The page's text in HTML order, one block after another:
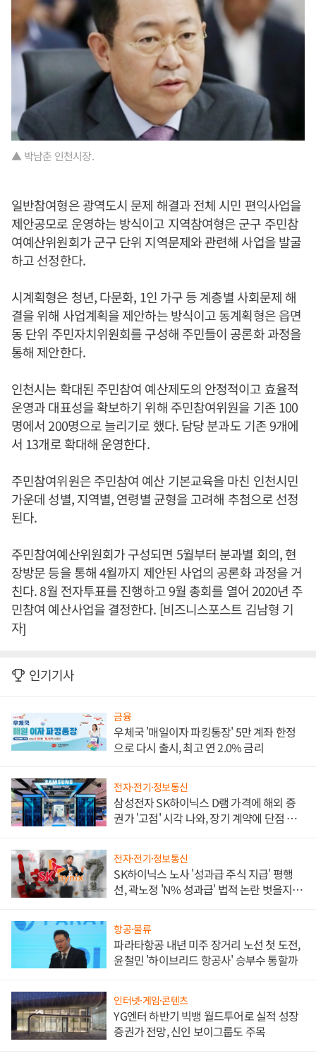
▲ 박남춘 인천시장.
일반참여형은 광역도시 문제 해결과 전체 시민 편익사업을
제안공모로 운영하는 방식이고 지역참여형은 군구 주민참
여예산위원회가 군구 단위 지역문제와 관련해 사업을 발굴
하고 선정한다.
시계획형은 청년, 다문화, 1인 가구 등 계층별 사회문제 해
결을 위해 사업계획을 제안하는 방식이고 동계획형은 읍면
동 단위 주민자치위원회를 구성해 주민들이 공론화 과정을
통해 제안한다.
인천시는 확대된 주민참여 예산제도의 안정적이고 효율적
운영과 대표성을 확보하기 위해 주민참여위원을 기존 100
명에서 200명으로 늘리기로 했다. 담당 분과도 기존 9개에
서 13개로 확대해 운영한다.
주민참여위원은 주민참여 예산 기본교육을 마친 인천시민
가운데 성별, 지역별, 연령별 균형을 고려해 추첨으로 선정
된다.
주민참여예산위원회가 구성되면 5월부터 분과별 회의, 현
장방문 등을 통해 4월까지 제안된 사업의 공론화 과정을 거
친다. 8월 전자투표를 진행하고 9월 총회를 열어 2020년 주
민참여 예산사업을 결정한다. [비즈니스포스트 김남형 기
자]
인기기사
금융
우체국 '매일이자 파킹통장' 5만 계좌 한정
으로 다시 출시, 최고 연 2.0% 금리
전자·전기·정보통신
삼성전자 SK하이닉스 D램 가격에 해외 증
권가 '고점' 시각 나와, 장기 계약에 단점 부
전자·전기·정보통신
SK하이닉스 노사 '성과급 주식 지급' 평행
선, 곽노정 'N% 성과급' 법적 논란 벗을지 주
항공·물류
파라타항공 내년 미주 장거리 노선 첫 도전,
윤철민 '하이브리드 항공사' 승부수 통할까
인터넷·게임·콘텐츠
YG엔터 하반기 빅뱅 월드투어로 실적 성장
증권가 전망, 신인 보이그룹도 주목